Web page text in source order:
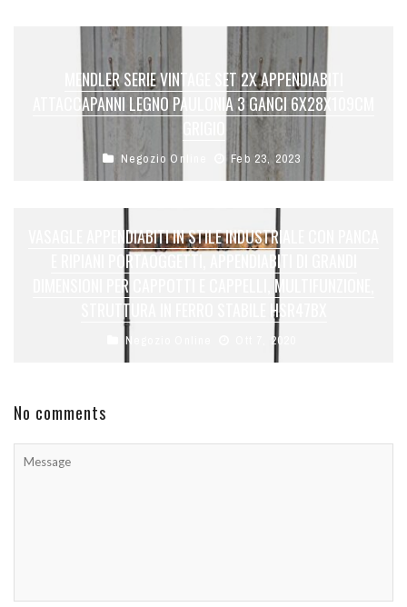
MENDLER SERIE VINTAGE SET 2X APPENDIABITI
ATTACCAPANNI LEGNO PAULONIA 3 GANCI 6X28X109CM
Negozio Online Feb 23, 2023
VASAGLE APPENDIABITI IN STILE INDUSTRIALE CON PANCA
E RIPIANI PORTAOGGETTI, APPENDIABITI DI GRANDI
DIMENSIONI PER CAPPOTTI E CAPPELLI, MULTIFUNZIONE,
STRUTTURA IN FERRO STABILE HSR47BX
Negozio Online Ott 7, 2020
No comments